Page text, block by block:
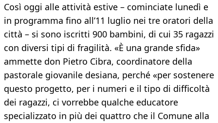
Così oggi alle attività estive – cominciate lunedì e
in programma fino all’11 luglio nei tre oratori della
città – si sono iscritti 900 bambini, di cui 35 ragazzi
con diversi tipi di fragilità. «È una grande sfida»
ammette don Pietro Cibra, coordinatore della
pastorale giovanile desiana, perché «per sostenere
questo progetto, per i numeri e il tipo di difficoltà
dei ragazzi, ci vorrebbe qualche educatore
specializzato in più dei quattro che il Comune alla